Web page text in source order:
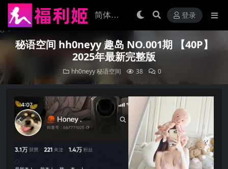
登录
秘语空间 hh0neyy 趣岛 NO.001期 【40P】
2025年最新完整版
hh0neyy 秘语空间 38 0